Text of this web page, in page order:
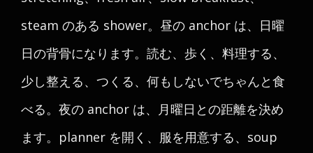
steam のある shower。昼の anchor は、日曜
日の背骨になります。読む、歩く、料理する、
少し整える、つくる、何もしないでちゃんと食
べる。夜の anchor は、月曜日との距離を決め
ます。planner を開く、服を用意する、soup